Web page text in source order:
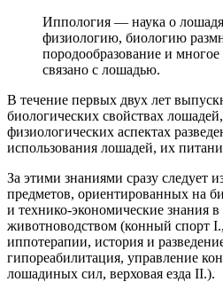
Иппология — наука о
физиологию, биологию
породообразование и многое
связано с лошадью.
В течение первых двух лет
биологических свойствах
физиологических аспектах
использования лошадей, их
За этими знаниями сразу следует
предметов, ориентированных на
и технико-экономические знания
животноводством (конный спорт
иппотерапии, история и
гипореабилитация, управление
лошадиных сил, верховая езда II.).